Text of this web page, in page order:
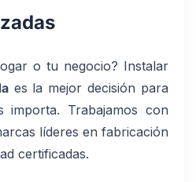
o tu negocio? Instalar
es la mejor decisión para
importa. Trabajamos con
líderes en fabricación
certificadas.